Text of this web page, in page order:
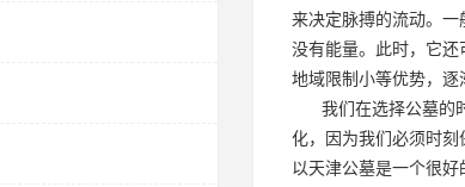
来决定脉搏的流动。
没有能量。此时，它还
地域限制小等优势，逐
我们在选择公墓的
化，因为我们必须时
以天津公墓是一个很